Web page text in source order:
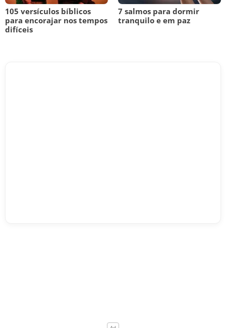
105 versículos bíblicos
para encorajar nos tempos
difíceis
7 salmos para dormir
tranquilo e em paz